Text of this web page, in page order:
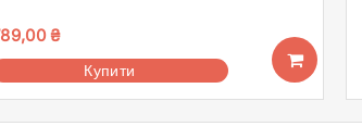
₴
Купити